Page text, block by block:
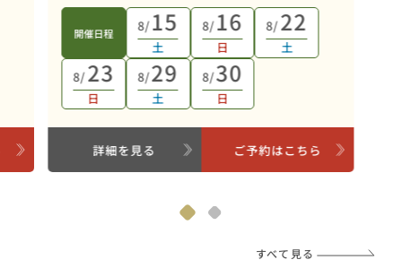
開催日程 8/15
土
8/16
日
8/22
土
8/23
日
8/29
土
8/30
日
詳細を見る ご予約はこちら
すべて見る